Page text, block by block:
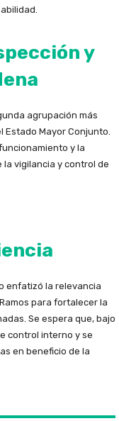
y
agrupación más
Estado Mayor Conjunto.
y la
vigilancia y control de
enfatizó la relevancia
para fortalecer la
Se espera que, bajo
control interno y se
en beneficio de la